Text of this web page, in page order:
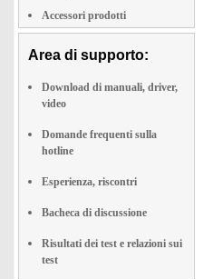
Accessori prodotti
Area di supporto:
Download di manuali, driver,
video
Domande frequenti sulla
hotline
Esperienza, riscontri
Bacheca di discussione
Risultati dei test e relazioni sui
test